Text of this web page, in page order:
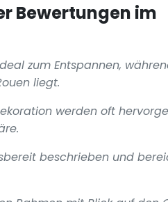
Bewertungen im
zum Entspannen,
liegt.
werden oft
beschrieben und